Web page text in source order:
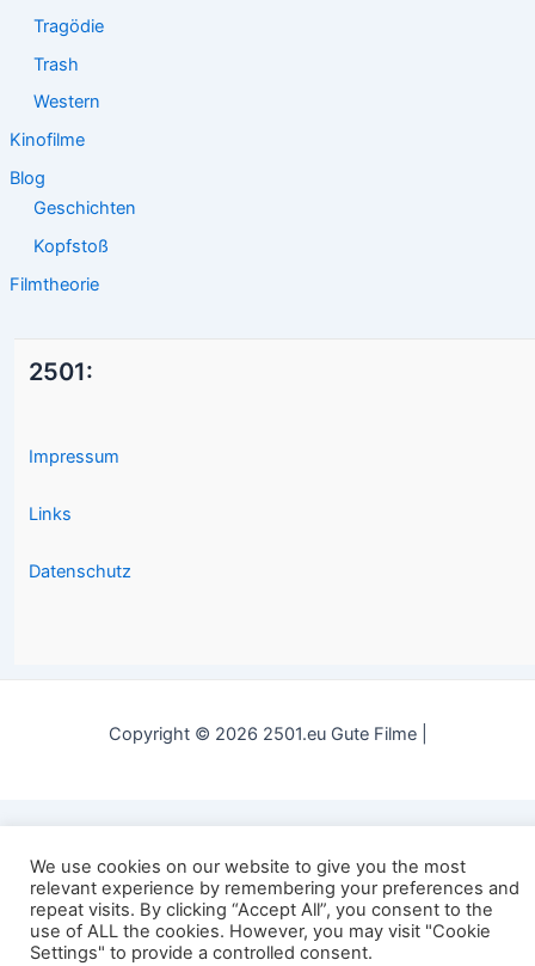
Tragödie
Trash
Western
Kinofilme
Blog
Geschichten
Kopfstoß
Filmtheorie
2501:
Impressum
Links
Datenschutz
Copyright © 2026 2501.eu Gute Filme |
We use cookies on our website to give you the most
relevant experience by remembering your preferences and
repeat visits. By clicking “Accept All”, you consent to the
use of ALL the cookies. However, you may visit "Cookie
Settings" to provide a controlled consent.